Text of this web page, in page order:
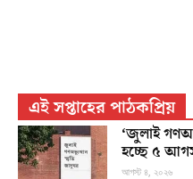
এই সপ্তাহের পাঠকপ্রিয়
‘জুলাই
হচ্ছে ৫
আগস্ট ৪, ২০২৬